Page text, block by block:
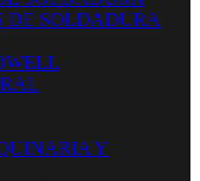
DE SOLDADURA
Y